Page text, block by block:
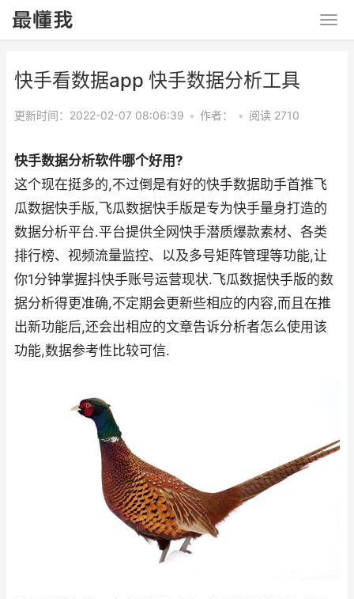
快手看数据app 快手数据分析工具
更新时间：2022-02-07 08:06:39 • 作者： • 阅读 2710
快手数据分析软件哪个好用?
这个现在挺多的,不过倒是有好的快手数据助手首推飞
瓜数据快手版,飞瓜数据快手版是专为快手量身打造的
数据分析平台.平台提供全网快手潜质爆款素材、各类
排行榜、视频流量监控、以及多号矩阵管理等功能,让
你1分钟掌握抖快手账号运营现状.飞瓜数据快手版的数
据分析得更准确,不定期会更新些相应的内容,而且在推
出新功能后,还会出相应的文章告诉分析者怎么使用该
功能,数据参考性比较可信.